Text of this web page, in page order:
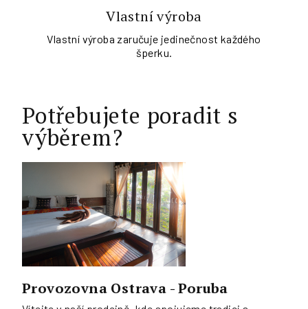
Vlastní výroba
Vlastní výroba zaručuje jedinečnost každého
šperku.
Potřebujete poradit s
výběrem?
Provozovna Ostrava - Poruba